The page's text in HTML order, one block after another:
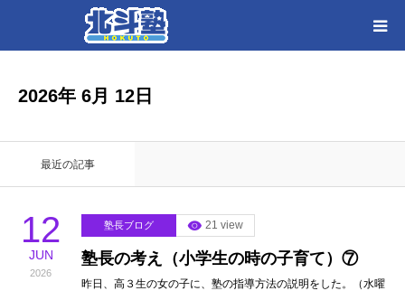
2026年 6月 12日
最近の記事
12
JUN
2026
塾長ブログ 21 view
塾長の考え（小学生の時の子育て）⑦
昨日、高３生の女の子に、塾の指導方法の説明をした。（水曜
お問い合わせ